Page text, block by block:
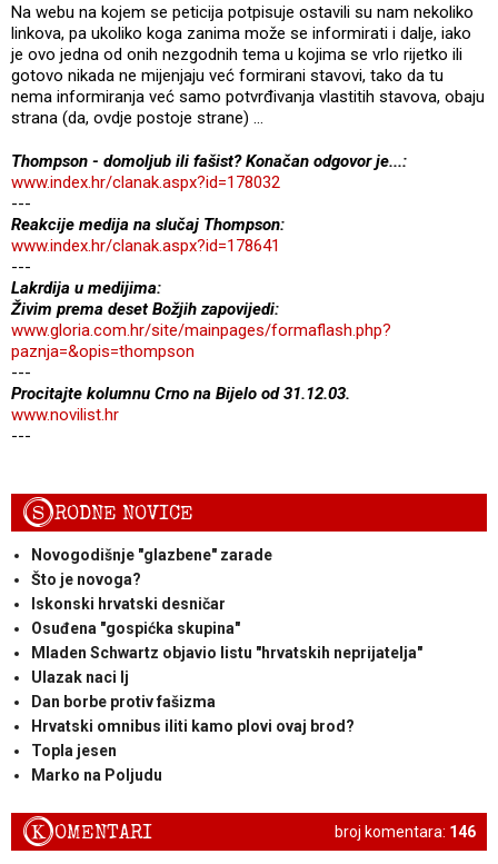
Na webu na kojem se peticija potpisuje ostavili su nam nekoliko
linkova, pa ukoliko koga zanima može se informirati i dalje, iako
je ovo jedna od onih nezgodnih tema u kojima se vrlo rijetko ili
gotovo nikada ne mijenjaju već formirani stavovi, tako da tu
nema informiranja već samo potvrđivanja vlastitih stavova, obaju
strana (da, ovdje postoje strane) …
Thompson - domoljub ili fašist? Konačan odgovor je...:
www.index.hr/clanak.aspx?id=178032
---
Reakcije medija na slučaj Thompson:
www.index.hr/clanak.aspx?id=178641
---
Lakrdija u medijima:
Živim prema deset Božjih zapovijedi:
www.gloria.com.hr/site/mainpages/formaflash.php?
paznja=&opis=thompson
---
Procitajte kolumnu Crno na Bijelo od 31.12.03.
www.novilist.hr
---
SRODNE NOVICE
Novogodišnje "glazbene" zarade
Što je novoga?
Iskonski hrvatski desničar
Osuđena "gospićka skupina"
Mladen Schwartz objavio listu "hrvatskih neprijatelja"
Ulazak naci lj
Dan borbe protiv fašizma
Hrvatski omnibus iliti kamo plovi ovaj brod?
Topla jesen
Marko na Poljudu
broj komentara: 146
KOMENTARI